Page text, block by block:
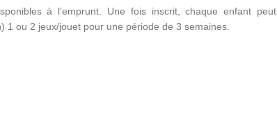
à l’emprunt. Une fois inscrit, chaque enfant peut
1 ou 2 jeux/jouet pour une période de 3 semaines.